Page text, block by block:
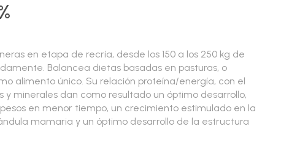
en etapa de recría, desde los 150 a los 250 kg de
Balancea dietas basadas en pasturas, o
alimento único. Su relación proteína/energía, con el
y minerales dan como resultado un óptimo desarrollo,
en menor tiempo, un crecimiento estimulado en la
mamaria y un óptimo desarrollo de la estructura